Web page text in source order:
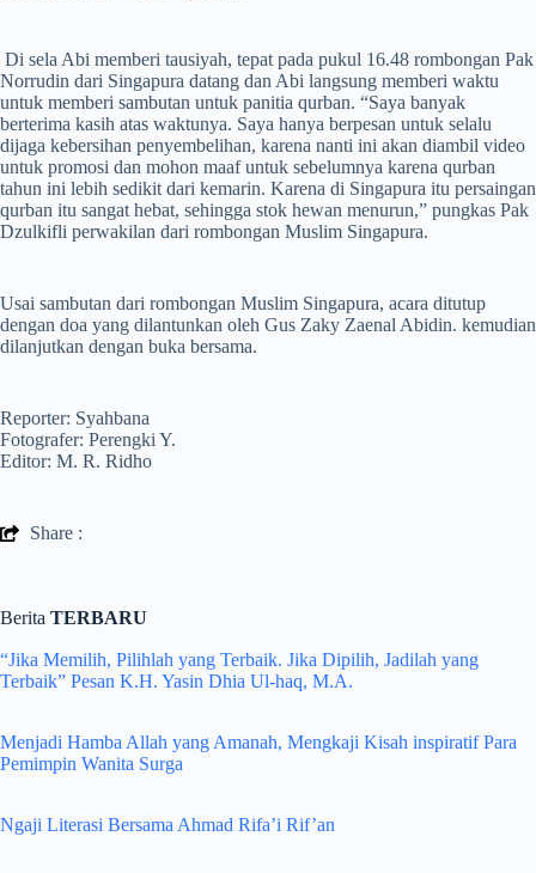
Di sela Abi memberi tausiyah, tepat pada pukul 16.48 rombongan Pak
Norrudin dari Singapura datang dan Abi langsung memberi waktu
untuk memberi sambutan untuk panitia qurban. “Saya banyak
berterima kasih atas waktunya. Saya hanya berpesan untuk selalu
dijaga kebersihan penyembelihan, karena nanti ini akan diambil video
untuk promosi dan mohon maaf untuk sebelumnya karena qurban
tahun ini lebih sedikit dari kemarin. Karena di Singapura itu persaingan
qurban itu sangat hebat, sehingga stok hewan menurun,” pungkas Pak
Dzulkifli perwakilan dari rombongan Muslim Singapura.
Usai sambutan dari rombongan Muslim Singapura, acara ditutup
dengan doa yang dilantunkan oleh Gus Zaky Zaenal Abidin. kemudian
dilanjutkan dengan buka bersama.
Reporter: Syahbana
Fotografer: Perengki Y.
Editor: M. R. Ridho
Share :
Berita TERBARU
“Jika Memilih, Pilihlah yang Terbaik. Jika Dipilih, Jadilah yang
Terbaik” Pesan K.H. Yasin Dhia Ul-haq, M.A.
Menjadi Hamba Allah yang Amanah, Mengkaji Kisah inspiratif Para
Pemimpin Wanita Surga
Ngaji Literasi Bersama Ahmad Rifa’i Rif’an